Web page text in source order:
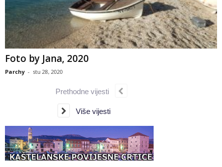
Foto by Jana, 2020
Parchy - stu 28, 2020
Prethodne vijesti
Više vijesti